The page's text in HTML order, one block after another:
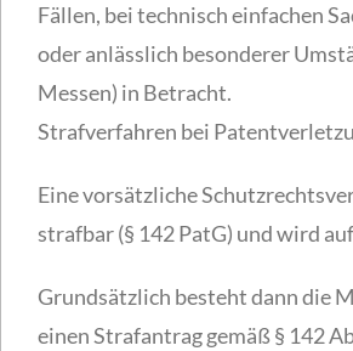
Fällen, bei technisch einfachen
oder anlässlich besonderer
Messen) in Betracht.
Strafverfahren bei
Eine vorsätzliche
strafbar (§ 142 PatG) und wird
Grundsätzlich besteht dann die
einen Strafantrag gemäß § 142